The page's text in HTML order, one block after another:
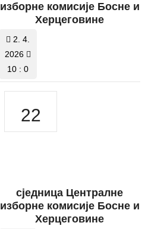
изборне комисије Босне и
Херцеговине
2. 4.
2026
10 : 0
22
сједница Централне
изборне комисије Босне и
Херцеговине